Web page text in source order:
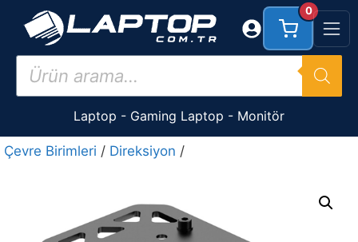
İçeriğe
Products
search
Laptop - Gaming Laptop - Monitör
0
Çevre Birimleri / Direksiyon /